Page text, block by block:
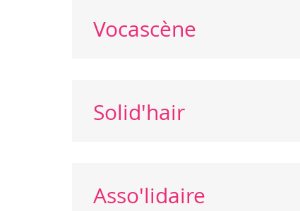
Vocascène
Solid'hair
Asso'lidaire